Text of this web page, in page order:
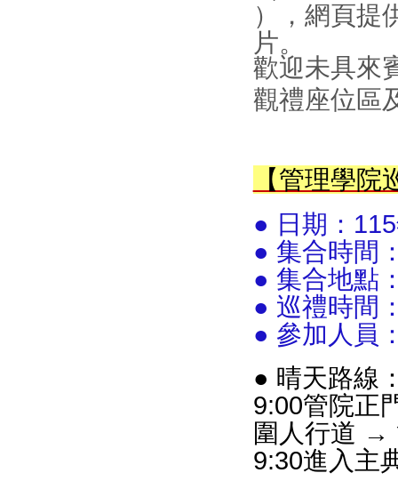
），網頁提
片。
歡迎未具來
觀禮座位區
【管理學院
● 日期：
● 集合時間
● 集合地點
● 巡禮時間
● 參加人員
● 晴天路線
9:00管院正
圍人行道 →
9:30進入主